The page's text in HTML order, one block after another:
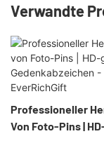
Verwandte
Professioneller
Von Foto-Pins |